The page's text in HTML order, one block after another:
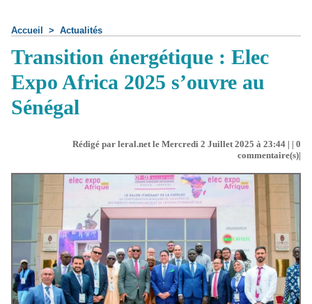
Accueil > Actualités
Transition énergétique : Elec
Expo Africa 2025 s’ouvre au
Sénégal
Rédigé par leral.net le Mercredi 2 Juillet 2025 à 23:44 | | 0
commentaire(s)|